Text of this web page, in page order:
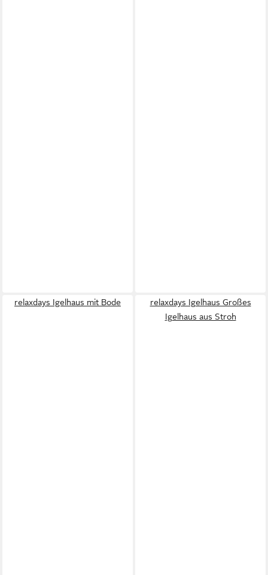
relaxdays Igelhaus mit Bode
relaxdays Igelhaus Großes
Igelhaus aus Stroh